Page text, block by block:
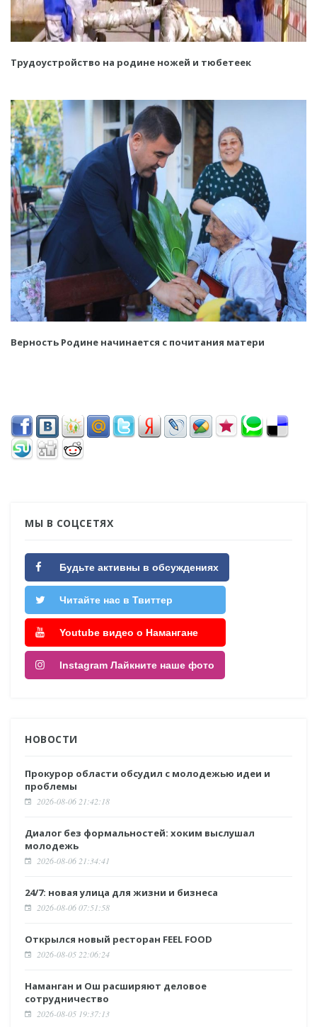
Трудоустройство на родине ножей и тюбетеек
Верность Родине начинается с почитания матери
МЫ В СОЦСЕТЯХ
Будьте активны в обсуждениях
Читайте нас в Твиттер
Youtube видео о Намангане
Instagram Лайкните наше фото
НОВОСТИ
Прокурор области обсудил с молодежью идеи и
проблемы
2026-08-06 21:42:18
Диалог без формальностей: хоким выслушал
молодежь
2026-08-06 21:34:41
24/7: новая улица для жизни и бизнеса
2026-08-06 07:51:58
Открылся новый ресторан FEEL FOOD
2026-08-05 22:06:24
Наманган и Ош расширяют деловое
сотрудничество
2026-08-05 19:37:13